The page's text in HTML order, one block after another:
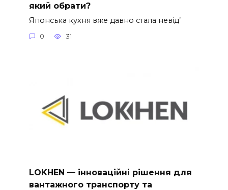
який обрати?
Японська кухня вже давно стала невід’
0 31
LOKHEN — інноваційні рішення для
вантажного транспорту та